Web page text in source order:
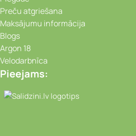
Preču atgriešana
Maksājumu informācija
Blogs
Argon 18
Velodarbnīca
Pieejams:
Video